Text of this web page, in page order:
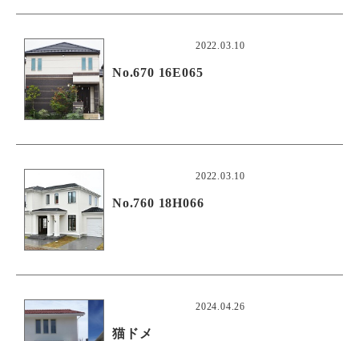
2022.03.10
No.670 16E065
2022.03.10
No.760 18H066
2024.04.26
猫ドメ